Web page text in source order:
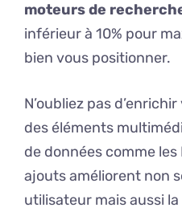
moteurs de
inférieur à 10% pour
bien vous positionner.
N’oubliez pas
des éléments
de données comme les
ajouts améliorent non
utilisateur mais aussi